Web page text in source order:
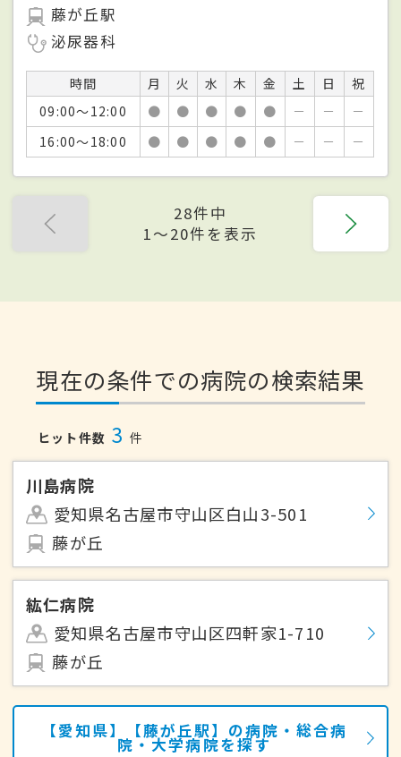
藤が丘駅
泌尿器科
時間 月 火 水 木 金 土 日
祝
09:00～12:00
● ● ● ● ● － －
－
16:00～18:00
● ● ● ● ● － － －
28件中
1〜20件を表示
現在の条件での病院の検索結果
ヒット件数 3 件
川島病院
愛知県名古屋市守山区白山3-501
藤が丘
紘仁病院
愛知県名古屋市守山区四軒家1-710
藤が丘
【愛知県】【藤が丘駅】の病院・総合病
院・大学病院を探す